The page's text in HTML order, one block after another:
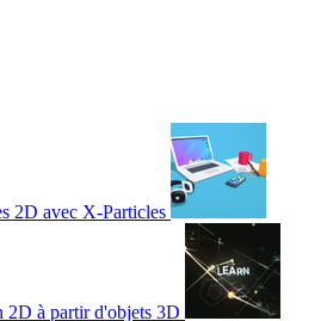
2D avec X-Particles
2D à partir d'objets 3D